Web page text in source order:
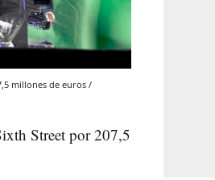
millones de euros /
Street por 207,5